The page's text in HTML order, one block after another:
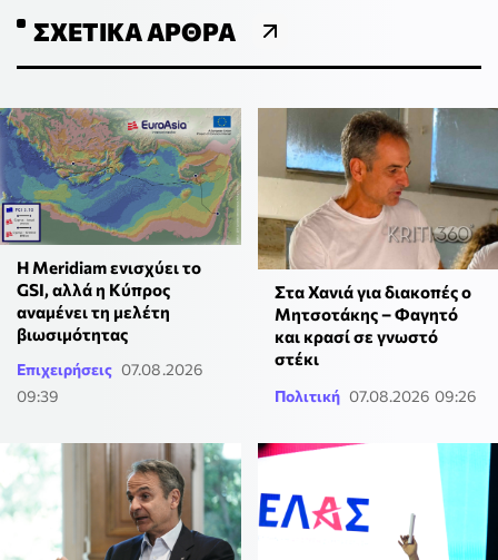
ΣΧΕΤΙΚΆ ΆΡΘΡΑ
Η Meridiam ενισχύει το
GSI, αλλά η Κύπρος
αναμένει τη μελέτη
βιωσιμότητας
Επιχειρήσεις 07.08.2026
09:39
Στα Χανιά για διακοπές ο
Μητσοτάκης – Φαγητό
και κρασί σε γνωστό
στέκι
Πολιτική 07.08.2026 09:26